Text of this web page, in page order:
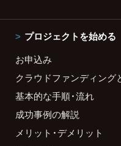
プロジェクトを始める
お申込み
クラウドファンディング
基本的な手順・流れ
成功事例の解説
メリット・デメリット